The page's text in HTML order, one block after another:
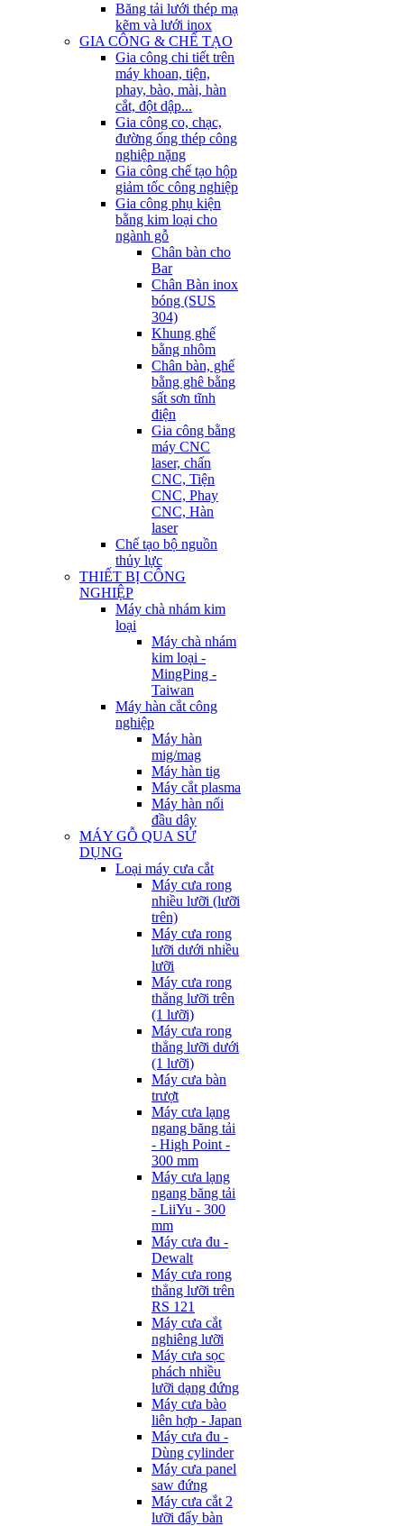
Băng tải lưới thép mạ
kẽm và lưới inox
GIA CÔNG & CHẾ TẠO
Gia công chi tiết trên
máy khoan, tiện,
phay, bào, mài, hàn
cắt, đột dập...
Gia công co, chạc,
đường ống thép công
nghiệp nặng
Gia công chế tạo hộp
giảm tốc công nghiệp
Gia công phụ kiện
bằng kim loại cho
ngành gỗ
Chân bàn cho
Bar
Chân Bàn inox
bóng (SUS
304)
Khung ghế
bằng nhôm
Chân bàn, ghế
bằng ghê bằng
sất sơn tĩnh
điện
Gia công bằng
máy CNC
laser, chấn
CNC, Tiện
CNC, Phay
CNC, Hàn
laser
Chế tạo bộ nguồn
thủy lực
THIẾT BỊ CÔNG
NGHIỆP
Máy chà nhám kim
loại
Máy chà nhám
kim loại -
MingPing -
Taiwan
Máy hàn cắt công
nghiệp
Máy hàn
mig/mag
Máy hàn tig
Máy cắt plasma
Máy hàn nối
đầu dây
MÁY GỖ QUA SỬ
DỤNG
Loại máy cưa cắt
Máy cưa rong
nhiều lưỡi (lưỡi
trên)
Máy cưa rong
lưỡi dưới nhiều
lưỡi
Máy cưa rong
thẳng lưỡi trên
(1 lưỡi)
Máy cưa rong
thẳng lưỡi dưới
(1 lưỡi)
Máy cưa bàn
trượt
Máy cưa lạng
ngang băng tải
- High Point -
300 mm
Máy cưa lạng
ngang băng tải
- LiiYu - 300
mm
Máy cưa đu -
Dewalt
Máy cưa rong
thẳng lưỡi trên
RS 121
Máy cưa cắt
nghiêng lưỡi
Máy cưa sọc
phách nhiều
lưỡi dạng đứng
Máy cưa bào
liên hợp - Japan
Máy cưa đu -
Dùng cylinder
Máy cưa panel
saw đứng
Máy cưa cắt 2
lưỡi đẩy bàn